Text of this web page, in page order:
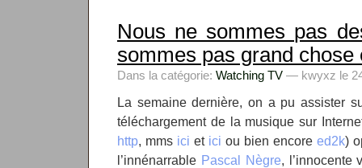
Nous ne sommes pas
sommes pas grand chose
Dans la catégorie: Watching TV — kwyxz le
La semaine dernière, on a pu assister
téléchargement de la musique sur
http, mms ici et ici ou bien encore ed2k)
l’innénarrable Pascal Nègre, l’innocente